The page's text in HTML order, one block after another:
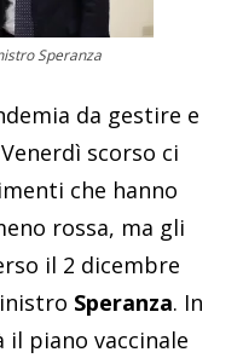
Speranza
da gestire e
scorso ci
che hanno
rossa, ma gli
il 2 dicembre
Speranza. In
il piano vaccinale